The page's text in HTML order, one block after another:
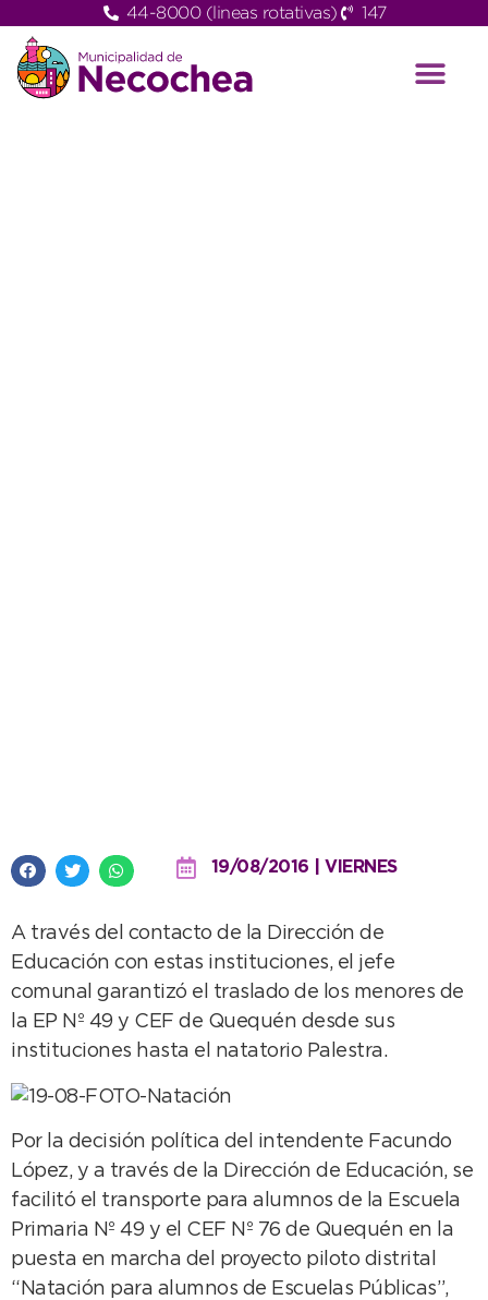
44-8000 (lineas rotativas) 147
19/08/2016 | VIERNES
A través del contacto de la Dirección de
Educación con estas instituciones, el jefe
comunal garantizó el traslado de los menores de
la EP Nº 49 y CEF de Quequén desde sus
instituciones hasta el natatorio Palestra.
Por la decisión política del intendente Facundo
López, y a través de la Dirección de Educación, se
facilitó el transporte para alumnos de la Escuela
Primaria Nº 49 y el CEF Nº 76 de Quequén en la
puesta en marcha del proyecto piloto distrital
“Natación para alumnos de Escuelas Públicas”,